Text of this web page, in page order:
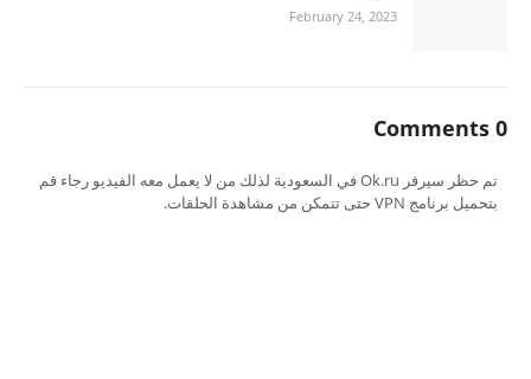
February 24, 2023
0 Comments
تم حظر سيرفر Ok.ru في السعودية لذلك من لا يعمل معه الفيديو رجاء قم
بتحميل برنامج VPN حتى تتمكن من مشاهدة الحلقات.